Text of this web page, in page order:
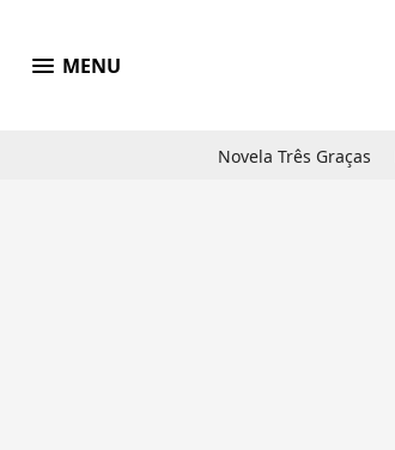
menu MENU
Novela Três Graças